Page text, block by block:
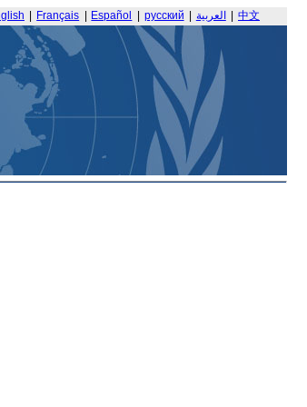
Français Español русский العربية 中文